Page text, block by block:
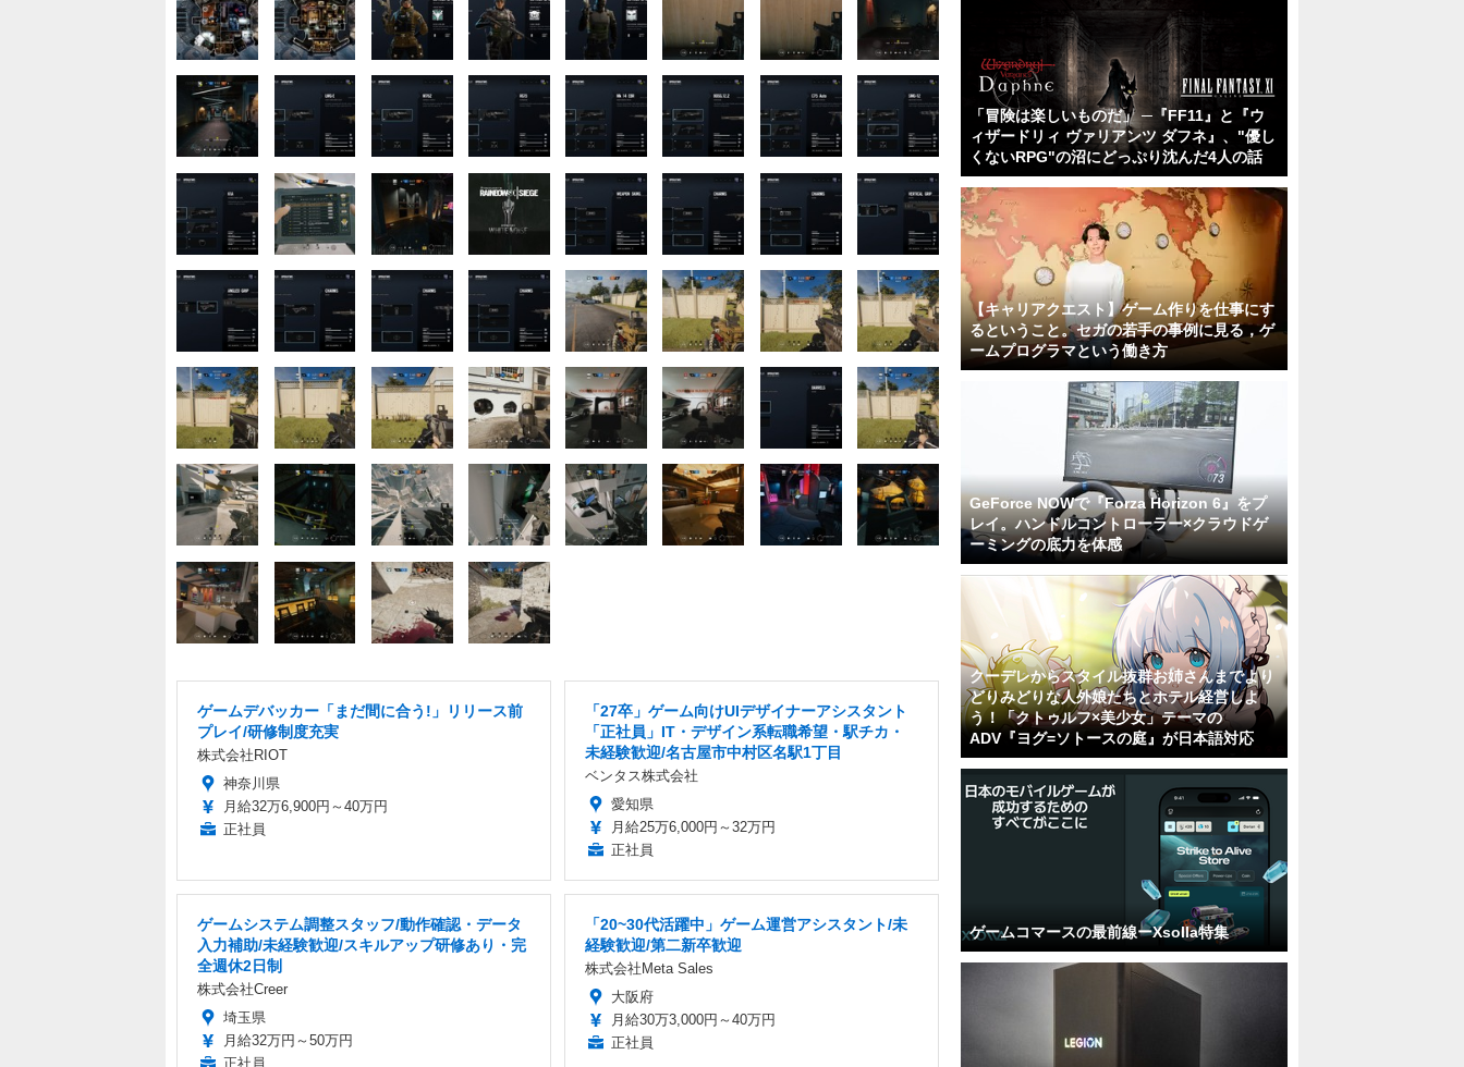
ゲームデバッカー「まだ間に合う!」リリース前
プレイ/研修制度充実
株式会社RIOT
神奈川県
月給32万6,900円～40万円
正社員
「27卒」ゲーム向けUIデザイナーアシスタント
「正社員」IT・デザイン系転職希望・駅チカ・
未経験歓迎/名古屋市中村区名駅1丁目
ベンタス株式会社
愛知県
月給25万6,000円～32万円
正社員
ゲームシステム調整スタッフ/動作確認・データ
入力補助/未経験歓迎/スキルアップ研修あり・完
全週休2日制
株式会社Creer
埼玉県
月給32万円～50万円
正社員
「20~30代活躍中」ゲーム運営アシスタント/未
経験歓迎/第二新卒歓迎
株式会社Meta Sales
大阪府
月給30万3,000円～40万円
正社員
「冒険は楽しいものだ」 ─『FF11』と『ウ
ィザードリィ ヴァリアンツ ダフネ』、"優し
くないRPG"の沼にどっぷり沈んだ4人の話
【キャリアクエスト】ゲーム作りを仕事にす
るということ。セガの若手の事例に見る，ゲ
ームプログラマという働き方
GeForce NOWで『Forza Horizon 6』をプ
レイ。ハンドルコントローラー×クラウドゲ
ーミングの底力を体感
クーデレからスタイル抜群お姉さんまでより
どりみどりな人外娘たちとホテル経営しよ
う！「クトゥルフ×美少女」テーマの
ADV『ヨグ=ソトースの庭』が日本語対応
ゲームコマースの最前線ーXsolla特集